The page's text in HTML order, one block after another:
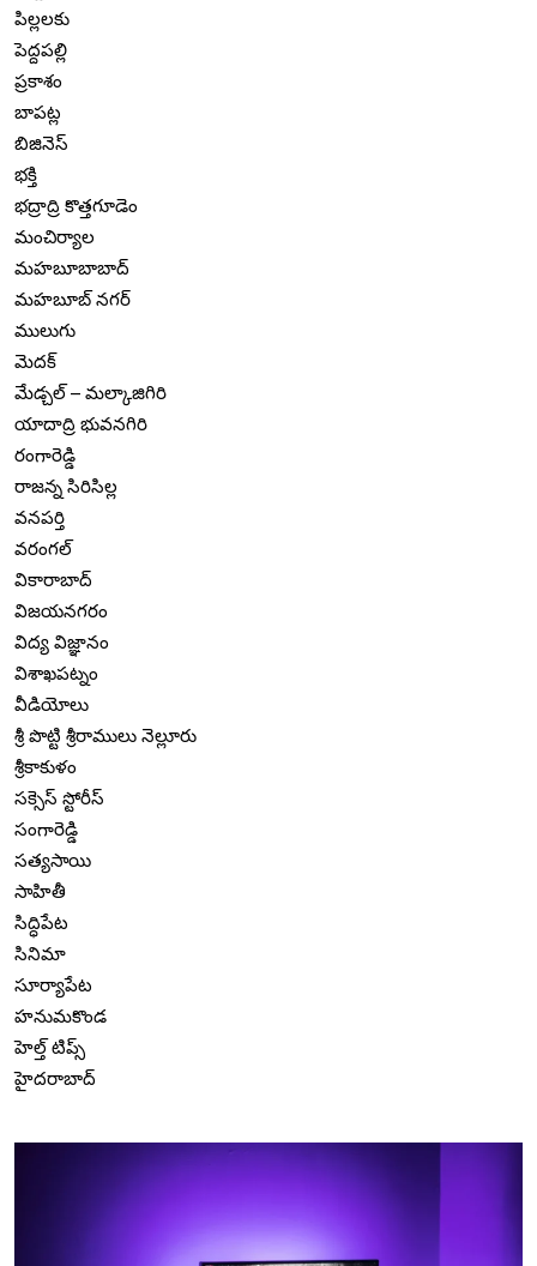
పిల్లలకు
పెద్దపల్లి
ప్రకాశం
బాపట్ల
బిజినెస్
భక్తి
భద్రాద్రి కొత్తగూడెం
మంచిర్యాల
మహబూబాబాద్
మహబూబ్ నగర్
ములుగు
మెదక్
మేడ్చల్ – మల్కాజిగిరి
యాదాద్రి భువనగిరి
రంగారెడ్డి
రాజన్న సిరిసిల్ల
వనపర్తి
వరంగల్
వికారాబాద్
విజయనగరం
విద్య విజ్ఞానం
విశాఖపట్నం
వీడియోలు
శ్రీ పొట్టి శ్రీరాములు నెల్లూరు
శ్రీకాకుళం
సక్సెస్ స్టోరీస్
సంగారెడ్డి
సత్యసాయి
సాహితీ
సిద్ధిపేట
సినిమా
సూర్యాపేట
హనుమకొండ
హెల్త్ టిప్స్
హైదరాబాద్